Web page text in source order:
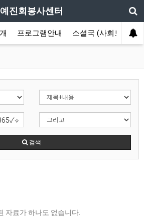
예진회봉사센터
프로그램안내 소셜국 (사회보장국)
검색
자료가 하나도 없습니다.